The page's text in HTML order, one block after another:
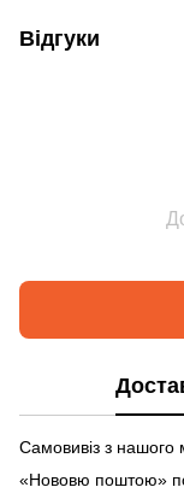
Відгуки
Самовивіз з нашого
«Нововю поштою»